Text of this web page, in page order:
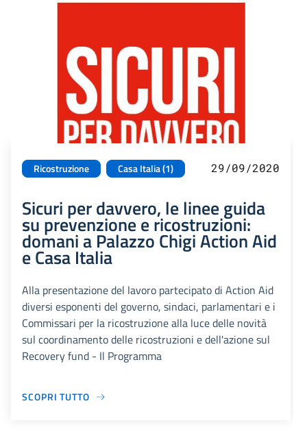
Ricostruzione Casa Italia (1) 29/09/2020
Sicuri per davvero, le linee guida
su prevenzione e ricostruzioni:
domani a Palazzo Chigi Action Aid
e Casa Italia
Alla presentazione del lavoro partecipato di Action Aid
diversi esponenti del governo, sindaci, parlamentari e i
Commissari per la ricostruzione alla luce delle novità
sul coordinamento delle ricostruzioni e dell'azione sul
Recovery fund - Il Programma
SCOPRI TUTTO